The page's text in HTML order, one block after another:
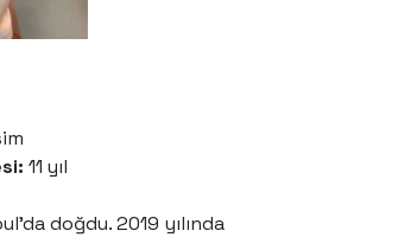
11 yıl
doğdu. 2019 yılında